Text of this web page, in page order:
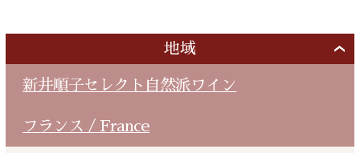
地域
新井順子セレクト自然派ワイン
フランス / France